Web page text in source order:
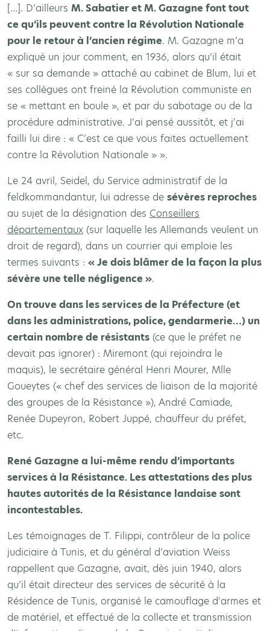
[…]. D’ailleurs M. Sabatier et M. Gazagne font tout
ce qu’ils peuvent contre la Révolution Nationale
pour le retour à l’ancien régime. M. Gazagne m’a
expliqué un jour comment, en 1936, alors qu’il était
« sur sa demande » attaché au cabinet de Blum, lui et
ses collègues ont freiné la Révolution communiste en
se « mettant en boule », et par du sabotage ou de la
procédure administrative. J’ai pensé aussitôt, et j’ai
failli lui dire : « C’est ce que vous faites actuellement
contre la Révolution Nationale » ».
Le 24 avril, Seidel, du Service administratif de la
feldkommandantur, lui adresse de sévères reproches
au sujet de la désignation des Conseillers
départementaux (sur laquelle les Allemands veulent un
droit de regard), dans un courrier qui emploie les
termes suivants : « Je dois blâmer de la façon la plus
sévère une telle négligence ».
On trouve dans les services de la Préfecture (et
dans les administrations, police, gendarmerie…) un
certain nombre de résistants (ce que le préfet ne
devait pas ignorer) : Miremont (qui rejoindra le
maquis), le secrétaire général Henri Mourer, Mlle
Goueytes (« chef des services de liaison de la majorité
des groupes de la Résistance »), André Camiade,
Renée Dupeyron, Robert Juppé, chauffeur du préfet,
etc.
René Gazagne a lui-même rendu d’importants
services à la Résistance. Les attestations des plus
hautes autorités de la Résistance landaise sont
incontestables.
Les témoignages de T. Filippi, contrôleur de la police
judiciaire à Tunis, et du général d’aviation Weiss
rappellent que Gazagne, avait, dès juin 1940, alors
qu’il était directeur des services de sécurité à la
Résidence de Tunis, organisé le camouflage d’armes et
de matériel, et effectué de la collecte et transmission